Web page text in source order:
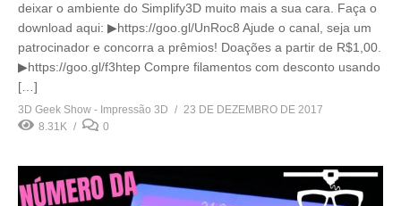
deixar o ambiente do Simplify3D muito mais a sua cara. Faça o
download aqui: ▶https://goo.gl/UnRoc8 Ajude o canal, seja um
patrocinador e concorra a prêmios! Doações a partir de R$1,00.
▶https://goo.gl/f3htep Compre filamentos com desconto usando
[…]
3D Geek Show - Impressão 3D
23 DE DEZEMBRO DE 2017
8.31K
0